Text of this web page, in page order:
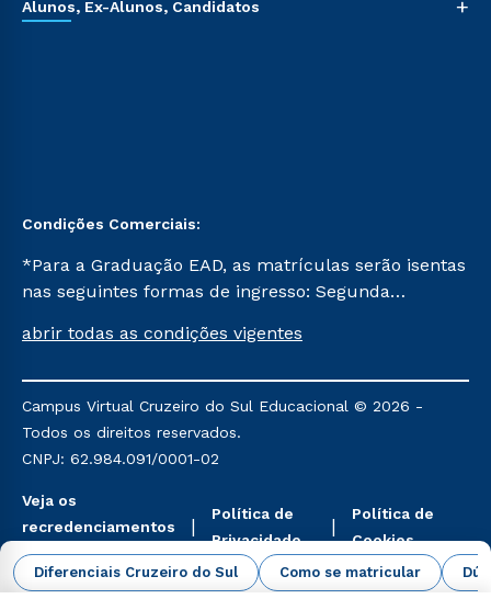
Diferenciais Cruzeiro do Sul Como se matricular
Alunos, Ex-Alunos, Candidatos +
Condições Comerciais:
*Para a Graduação EAD, as matrículas serão isentas
nas seguintes formas de ingresso: Segunda
Já para as demais, a taxa de matrícula será de R$
mencionadas são referentes aos cursos: Ensino
Religioso, Geografia para a Docência e Metodologia
do Ensino de História: Questões Atuais.
abrir todas as condições vigentes
Campus Virtual Cruzeiro do Sul Educacional © 2026 -
Todos os direitos reservados.
CNPJ: 62.984.091/0001-02
Veja os
recredenciamentos
aqui
Política de
Privacidade
Política de
Cookies